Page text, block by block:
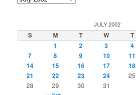
JULY 2002
S M T W T
1
2 3 4
7
8 9 10 11
14
15 16 17 18
21
22 23 24 25
28
29 30 31